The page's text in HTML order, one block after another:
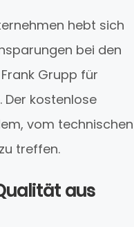
hebt sich
bei den
Grupp für
kostenlose
vom technischen
treffen.
aus